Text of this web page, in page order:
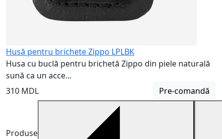
Husă pentru brichete Zippo LPLBK
Husa cu buclă pentru brichetă Zippo din piele naturală
sună ca un acce...
310 MDL
Pre-comandă
Produse